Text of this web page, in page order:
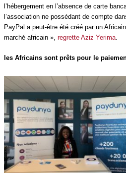
l’hébergement en l’absence de carte
l’association ne possédant de compte
PayPal a peut-être été créé par un
marché africain », regrette Aziz Yerima.
les Africains sont prêts pour le